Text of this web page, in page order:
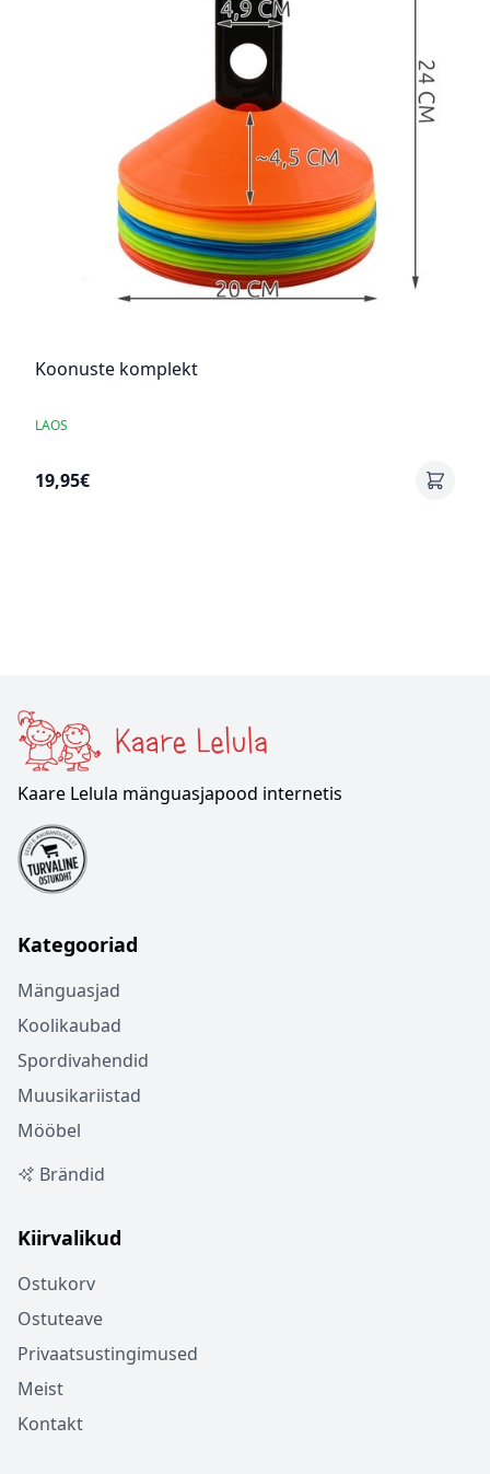
Koonuste komplekt
LAOS
19,95€
Kaare Lelula mänguasjapood internetis
Kategooriad
Mänguasjad
Koolikaubad
Spordivahendid
Muusikariistad
Mööbel
Brändid
Kiirvalikud
Ostukorv
Ostuteave
Privaatsustingimused
Meist
Kontakt